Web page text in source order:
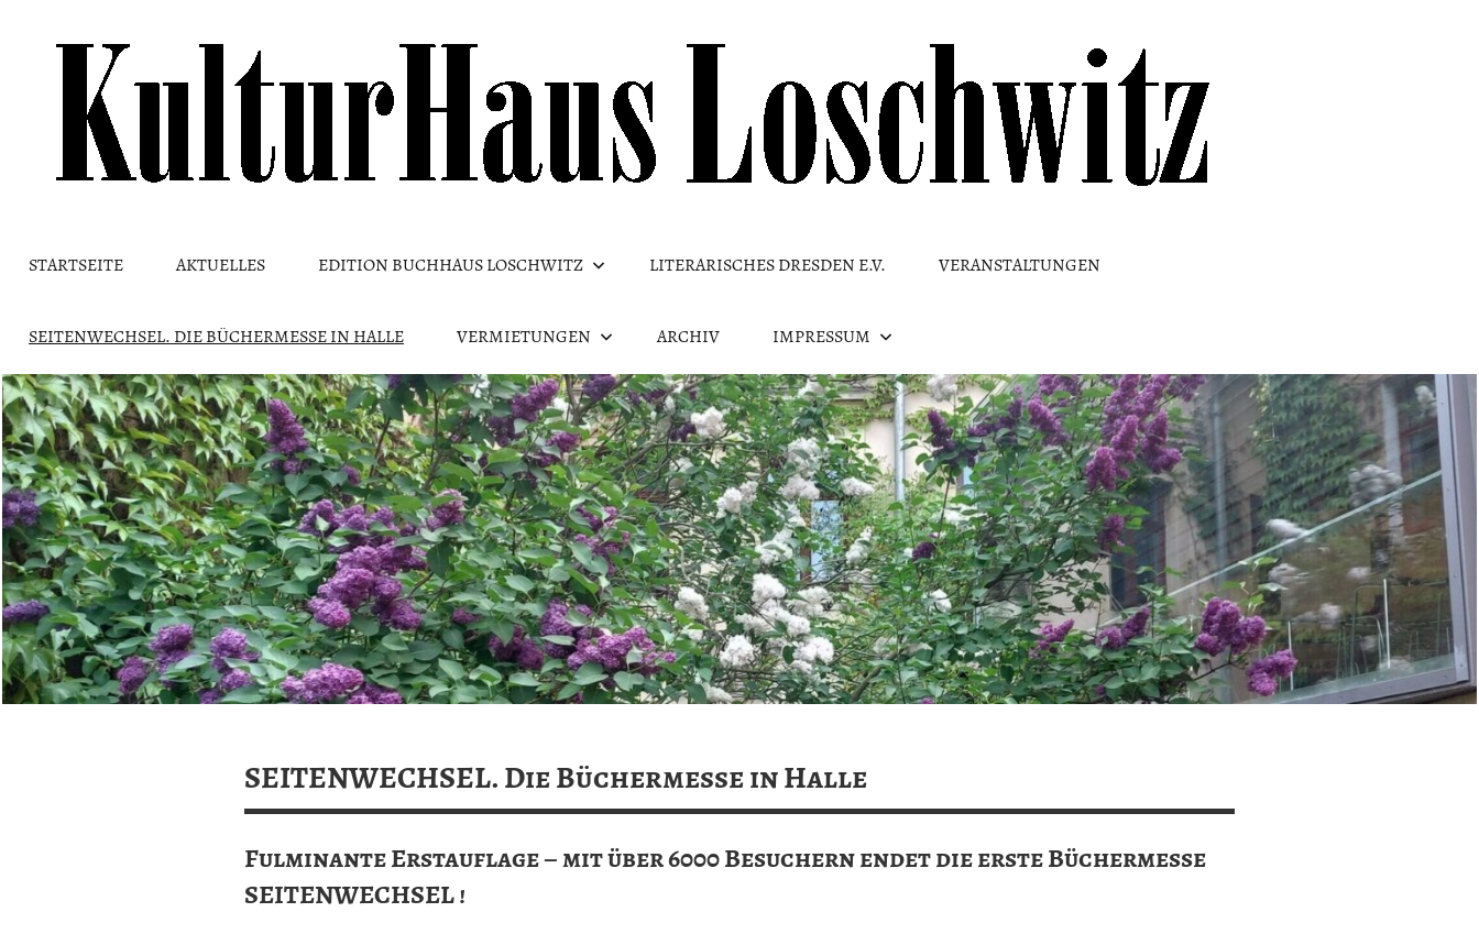
STARTSEITE AKTUELLES EDITION BUCHHAUS LOSCHWITZ LITERARISCHES DRESDEN E.V. VERANSTALTUNGEN
SEITENWECHSEL. DIE BÜCHERMESSE IN HALLE VERMIETUNGEN ARCHIV IMPRESSUM
SEITENWECHSEL. Die Büchermesse in Halle
Fulminante Erstauflage – mit über 6000 Besuchern endet die erste Büchermesse
SEITENWECHSEL !